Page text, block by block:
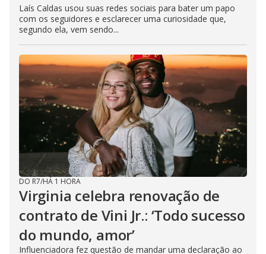
Laís Caldas usou suas redes sociais para bater um papo
com os seguidores e esclarecer uma curiosidade que,
segundo ela, vem sendo...
DO R7/HÁ 1 HORA
Virginia celebra renovação de
contrato de Vini Jr.: ‘Todo sucesso
do mundo, amor’
Influenciadora fez questão de mandar uma declaração ao